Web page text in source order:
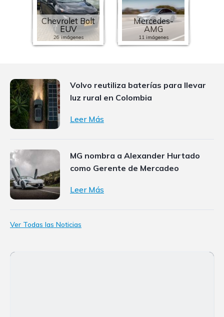
Chevrolet Bolt
EUV
26 imágenes
Mercedes-
AMG
11 imágenes
Volvo reutiliza baterías para llevar
luz rural en Colombia
Leer Más
MG nombra a Alexander Hurtado
como Gerente de Mercadeo
Leer Más
Ver Todas las Noticias